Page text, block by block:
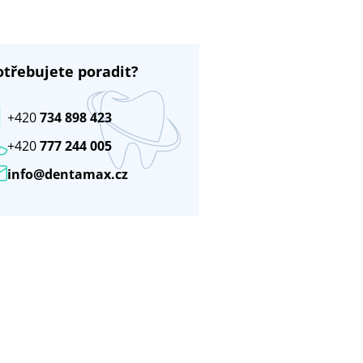
poradit?
info@dentamax.cz
+420777 244 005
+420734 898 423